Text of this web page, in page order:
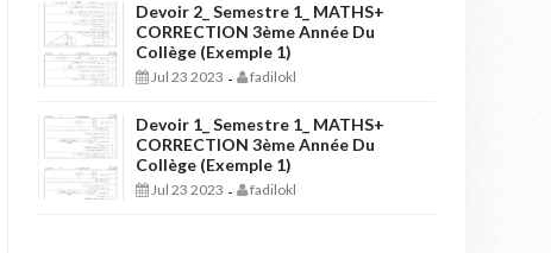
Devoir 2_ Semestre 1_ MATHS+
CORRECTION 3ème Année Du
Collège (Exemple 1)
Jul 23 2023 - fadilokl
Devoir 1_ Semestre 1_ MATHS+
CORRECTION 3ème Année Du
Collège (Exemple 1)
Jul 23 2023 - fadilokl